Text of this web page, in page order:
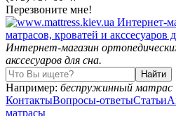
Перезвоните мне!
Интернет-магазин
акссесуаров для сна.
Например: беспружинный матрас
КонтактыВопросы-ответыСтатьи
матрасы